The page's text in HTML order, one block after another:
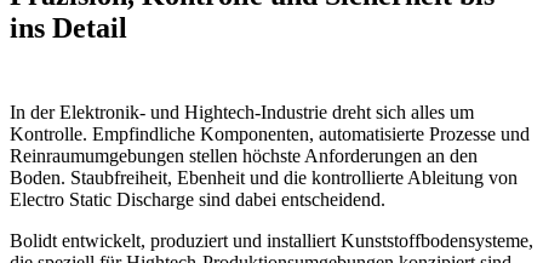
ins Detail
In der Elektronik- und Hightech-Industrie dreht sich alles um
Kontrolle. Empfindliche Komponenten, automatisierte Prozesse und
Reinraumumgebungen stellen höchste Anforderungen an den
Boden. Staubfreiheit, Ebenheit und die kontrollierte Ableitung von
Electro Static Discharge sind dabei entscheidend.
Bolidt entwickelt, produziert und installiert Kunststoffbodensysteme,